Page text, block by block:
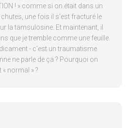
! » comme si on était dans un
une fois il s’est fracturé le
la tamsulosine. Et maintenant, il
que je tremble comme une feuille.
- c’est un traumatisme
ne parle de ça ? Pourquoi on
normal » ?